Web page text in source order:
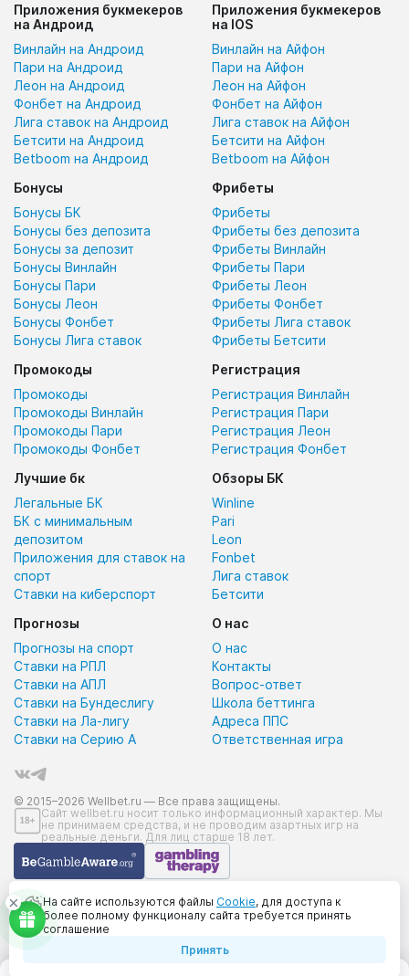
Приложения букмекеров
на Андроид
Винлайн на Андроид
Пари на Андроид
Леон на Андроид
Фонбет на Андроид
Лига ставок на Андроид
Бетсити на Андроид
Betboom на Андроид
Приложения букмекеров
на IOS
Винлайн на Айфон
Пари на Айфон
Леон на Айфон
Фонбет на Айфон
Лига ставок на Айфон
Бетсити на Айфон
Betboom на Айфон
Бонусы
Бонусы БК
Бонусы без депозита
Бонусы за депозит
Бонусы Винлайн
Бонусы Пари
Бонусы Леон
Бонусы Фонбет
Бонусы Лига ставок
Фрибеты
Фрибеты
Фрибеты без депозита
Фрибеты Винлайн
Фрибеты Пари
Фрибеты Леон
Фрибеты Фонбет
Фрибеты Лига ставок
Фрибеты Бетсити
Промокоды
Промокоды
Промокоды Винлайн
Промокоды Пари
Промокоды Фонбет
Регистрация
Регистрация Винлайн
Регистрация Пари
Регистрация Леон
Регистрация Фонбет
Лучшие бк
Легальные БК
БК с минимальным
депозитом
Приложения для ставок на
спорт
Ставки на киберспорт
Обзоры БК
Winline
Pari
Leon
Fonbet
Лига ставок
Бетсити
Прогнозы
Прогнозы на спорт
Ставки на РПЛ
Ставки на АПЛ
Ставки на Бундеслигу
Ставки на Ла-лигу
Ставки на Серию А
О нас
О нас
Контакты
Вопрос-ответ
Школа беттинга
Адреса ППС
Ответственная игра
© 2015–2026 Wellbet.ru — Все права защищены.
Сайт wellbet.ru носит только информационный характер. Мы
не принимаем средства, и не проводим азартных игр на
реальные деньги. Для лиц старше 18 лет.
Карта сайта
Пользовательское соглашение
Политика конфиденциальности
На сайте используются файлы Cookie, для доступа к
более полному функционалу сайта требуется принять
соглашение
Принять